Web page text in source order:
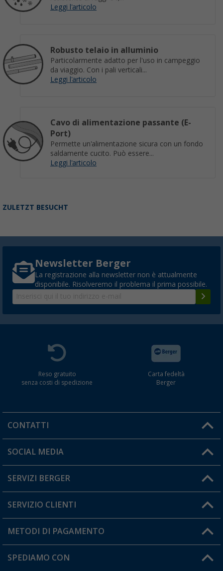
Leggi l'articolo
Robusto telaio in alluminio
Particolarmente adatto per l'uso in campeggio
da viaggio. Con i pali verticali...
Leggi l'articolo
Cavo di alimentazione passante (E-
Port)
Permette un'alimentazione sicura con un fondo
saldamente cucito. Può essere...
Leggi l'articolo
ZULETZT BESUCHT
Newsletter Berger
La registrazione alla newsletter non è attualmente
disponibile. Risolveremo il problema il prima possibile.
Reso gratuito
senza costi di spedizione
Carta fedeltà
Berger
CONTATTI
Orari di apertura del servizio:
Hai una domanda?
SOCIAL MEDIA
SERVIZI BERGER
Diventare rivenditori
Il mio Account
SERVIZIO CLIENTI
Informazioni sulla spedizione
Resi
METODI DI PAGAMENTO
SPEDIAMO CON